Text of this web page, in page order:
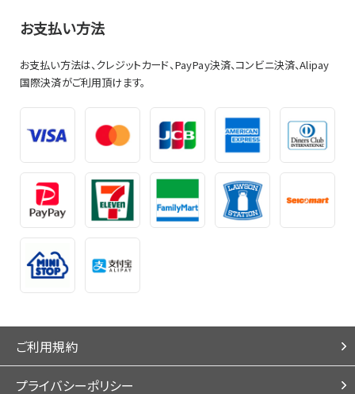
お支払い方法
お支払い方法は、クレジットカード、PayPay決済、コンビニ決済、Alipay
国際決済がご利用頂けます。
ご利用規約
プライバシーポリシー